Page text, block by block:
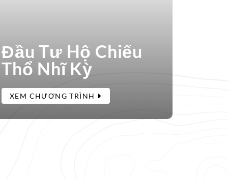
Đầu Tư Hộ Chiếu
Thổ Nhĩ Kỳ
XEM CHƯƠNG TRÌNH